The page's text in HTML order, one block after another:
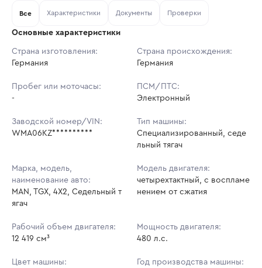
Тип аукциона: Открытые торги
Шаг торгов: 105 696 ₽
Кол-во ставок:
Ставок не найдено
в аукционах
Все Характеристики Документы Проверки
Основные характеристики
Страна изготовления:
Германия
Страна происхождения:
Германия
Пробег или моточасы:
-
ПСМ/ПТС:
Электронный
Заводской номер/VIN:
WMA06KZ**********
Тип машины:
Специализированный, седе
льный тягач
Марка, модель,
наименование авто:
MAN, TGX, 4X2, Седельный т
ягач
Модель двигателя:
четырехтактный, с воспламе
нением от сжатия
Рабочий объем двигателя:
12 419 см³
Мощность двигателя:
480 л.с.
Цвет машины:
Год производства машины: